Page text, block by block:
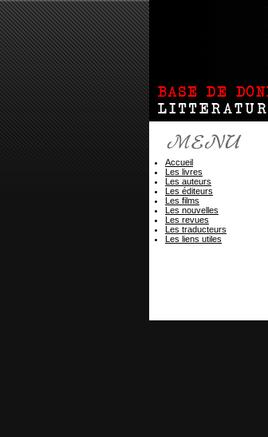
Accueil
Les livres
Les auteurs
Les éditeurs
Les films
Les nouvelles
Les revues
Les traducteurs
Les liens utiles